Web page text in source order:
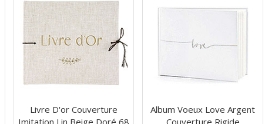
Livre D'or Couverture
Imitation Lin Beige Doré 68
Album Voeux Love Argent
Couverture Rigide